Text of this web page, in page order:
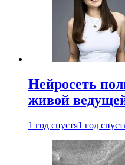
Нейросеть
живой
1 год спустя1 год